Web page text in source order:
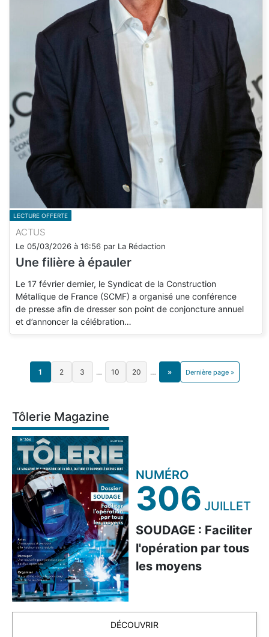
LECTURE OFFERTE
ACTUS
Le 05/03/2026 à 16:56 par La Rédaction
Une filière à épauler
Le 17 février dernier, le Syndicat de la Construction
Métallique de France (SCMF) a organisé une conférence
de presse afin de dresser son point de conjoncture annuel
et d’annoncer la célébration…
1 2 3 … 10 20 … » Dernière page »
Tôlerie Magazine
NUMÉRO
306 JUILLET
SOUDAGE : Faciliter
l'opération par tous
les moyens
DÉCOUVRIR